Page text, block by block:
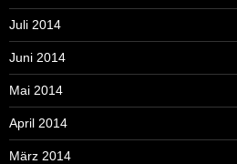
Juli 2014
Juni 2014
Mai 2014
April 2014
März 2014